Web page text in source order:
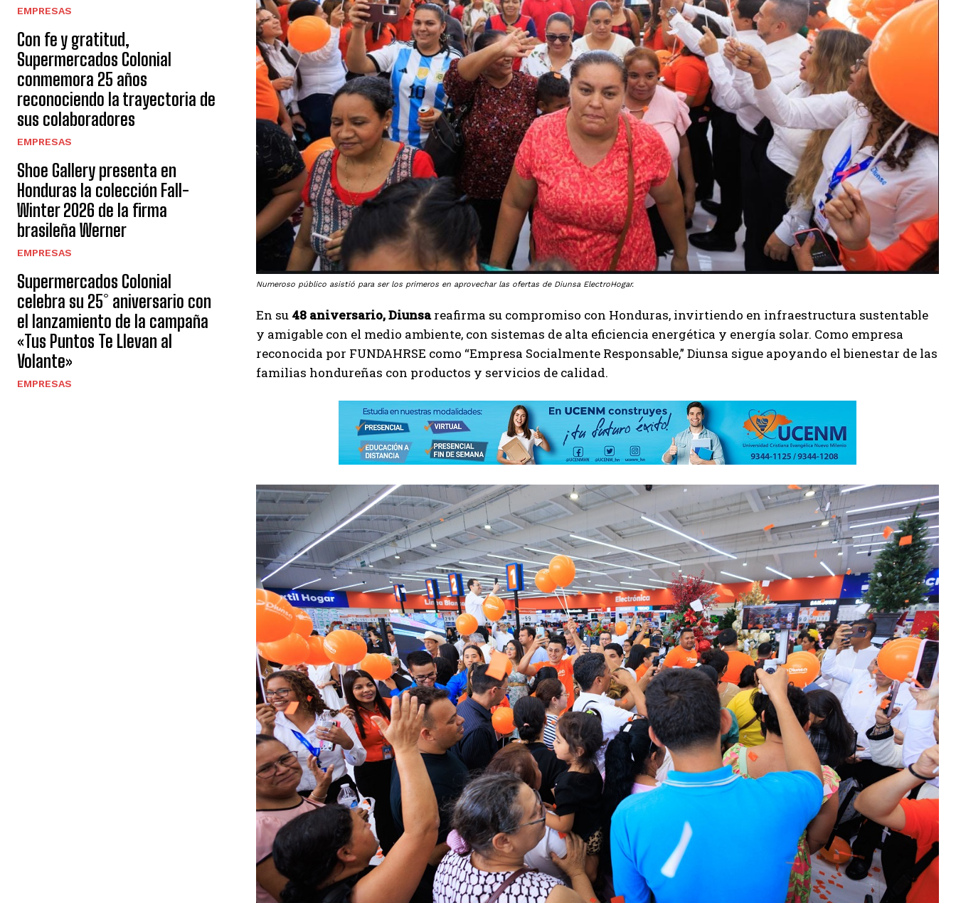
EMPRESAS
Con fe y gratitud,
Supermercados Colonial
conmemora 25 años
reconociendo la trayectoria de
sus colaboradores
EMPRESAS
Shoe Gallery presenta en
Honduras la colección Fall-
Winter 2026 de la firma
brasileña Werner
EMPRESAS
Supermercados Colonial
celebra su 25° aniversario con
el lanzamiento de la campaña
«Tus Puntos Te Llevan al
Volante»
EMPRESAS
Numeroso público asistió para ser los primeros en aprovechar las ofertas de Diunsa ElectroHogar.
En su 48 aniversario, Diunsareafirma su compromiso con Honduras, invirtiendo en infraestructura sustentable
y amigable con el medio ambiente, con sistemas de alta eficiencia energética y energía solar. Como empresa
reconocida por FUNDAHRSE como “Empresa Socialmente Responsable,” Diunsa sigue apoyando el bienestar de las
familias hondureñas con productos y servicios de calidad.